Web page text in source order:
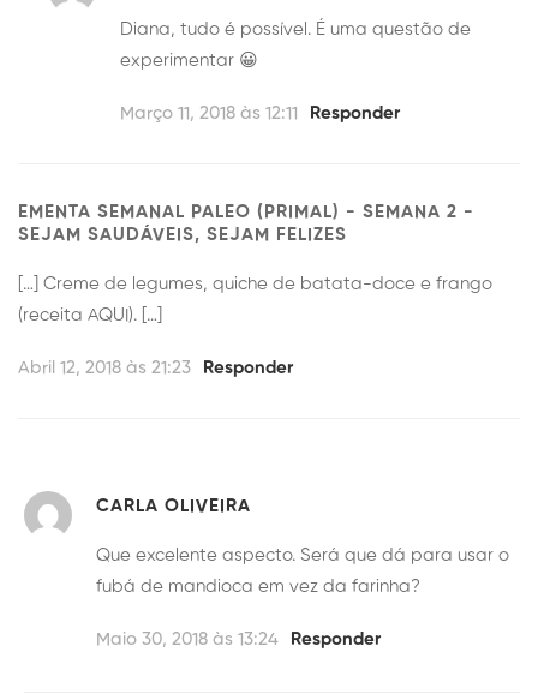
Diana, tudo é possível. É uma questão de
experimentar 😀
Março 11, 2018 às 12:11 Responder
EMENTA SEMANAL PALEO (PRIMAL) - SEMANA 2 -
SEJAM SAUDÁVEIS, SEJAM FELIZES
[…] Creme de legumes, quiche de batata-doce e frango
(receita AQUI). […]
Abril 12, 2018 às 21:23 Responder
CARLA OLIVEIRA
Que excelente aspecto. Será que dá para usar o
fubá de mandioca em vez da farinha?
Maio 30, 2018 às 13:24 Responder